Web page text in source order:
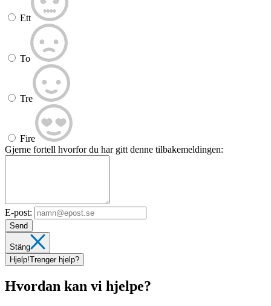
Ett
To
Tre
Fire
Gjerne fortell hvorfor du har gitt denne tilbakemeldingen:
E-post:
Send
Stäng
Hjelp!Trenger hjelp?
Hvordan kan vi hjelpe?